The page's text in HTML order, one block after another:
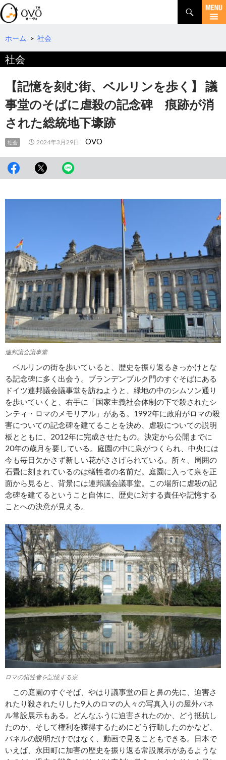
検
索
コ
テ
ツ
へ
ホーム > 社会
社会
【記憶を刻む街、ベルリンを歩く】 議
事堂のそばに虐殺の記念碑 痕跡が消
された総統地下壕跡
社会 2024年3月29日 OVO
連邦議会議事堂
ベルリンの街を歩いていると、歴史を振り返るきっかけとな
る記念碑に多く出会う。ブランデンブルク門のすぐそばにある
ドイツ連邦議会議事堂を訪ねようと、緑地の中のシムソン通り
を歩いていくと、右手に「国家主義社会体制の下で殺されたシ
ンティ・ロマのメモリアル」がある。1992年に政府がロマの殺
害についての記念碑を建てることを決め、虐殺についての説明
板とともに、2012年に完成させたもの。決定から公開までに
20年の歳月を要している。庭園の中に泉がつくられ、中央には
今も毎日欠かさず新しい花がささげられている。所々、周囲の
石畳に刻まれているのは犠牲者の名前だ。庭園に入って泉を正
面から見ると、背景には連邦議会議事堂。この場所に虐殺の記
念碑を建てるということ自体に、歴史に対する責任や記憶する
ことへの決意が見える。
ロマの犠牲者を記憶する泉
この庭園のすぐそば、やはり議事堂の目と鼻の先に、迫害さ
れたり殺されたりした9人のロマの人々の写真入りの屋外パネ
ル常設展示もある。どんなふうに迫害されたのか、どう抵抗し
たのか、そして権利を獲得するためにどう行動したのかなど、
パネルの説明だけではなく、動画で見ることもできる。日本で
いえば、永田町に加害の歴史を振り返る常設展示があるような